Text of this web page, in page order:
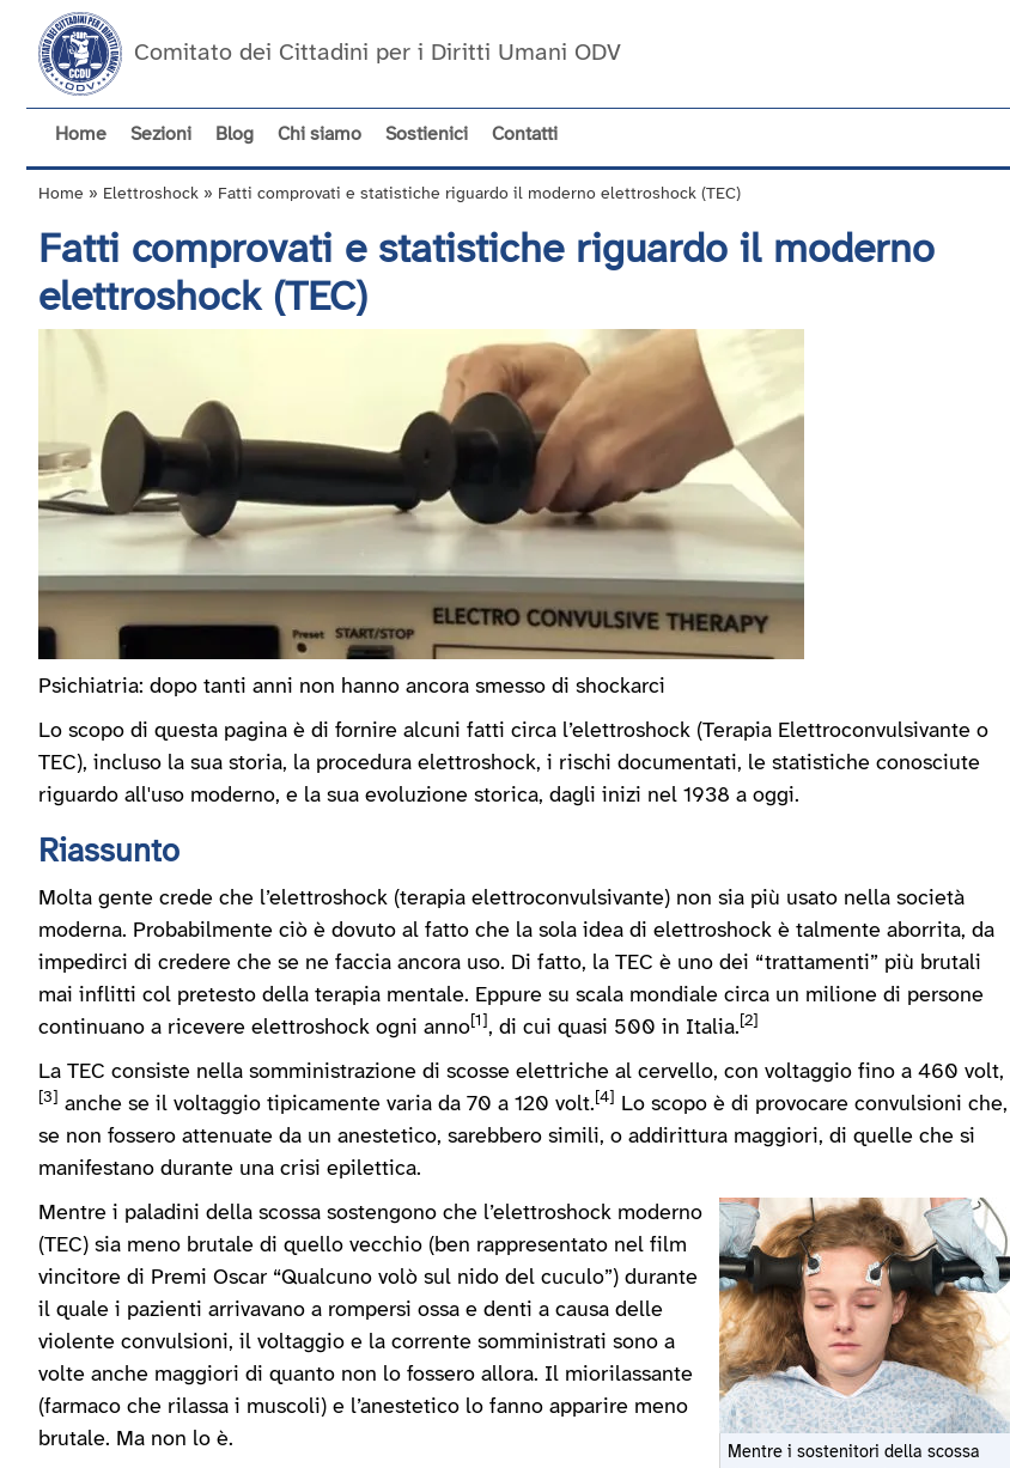
contenuto
principale
Comitato dei Cittadini per i Diritti Umani ODV
Navigazione
principale
Home Sezioni Blog Chi siamo Sostienici Contatti
Briciole
di
pane
Home Elettroshock Fatti comprovati e statistiche riguardo il moderno elettroshock (TEC)
Fatti comprovati e statistiche riguardo il moderno
elettroshock (TEC)
Psichiatria: dopo tanti anni non hanno ancora smesso di shockarci
Lo scopo di questa pagina è di fornire alcuni fatti circa l’elettroshock (Terapia Elettroconvulsivante o
TEC), incluso la sua storia, la procedura elettroshock, i rischi documentati, le statistiche conosciute
riguardo all'uso moderno, e la sua evoluzione storica, dagli inizi nel 1938 a oggi.
Riassunto
Molta gente crede che l’elettroshock (terapia elettroconvulsivante) non sia più usato nella società
moderna. Probabilmente ciò è dovuto al fatto che la sola idea di elettroshock è talmente aborrita, da
impedirci di credere che se ne faccia ancora uso. Di fatto, la TEC è uno dei “trattamenti” più brutali
mai inflitti col pretesto della terapia mentale. Eppure su scala mondiale circa un milione di persone
continuano a ricevere elettroshock ogni anno [1] , di cui quasi 500 in Italia. [2]
La TEC consiste nella somministrazione di scosse elettriche al cervello, con voltaggio fino a 460 volt,
[3] anche se il voltaggio tipicamente varia da 70 a 120 volt. [4]
Lo scopo è di provocare convulsioni che,
se non fossero attenuate da un anestetico, sarebbero simili, o addirittura maggiori, di quelle che si
manifestano durante una crisi epilettica.
Mentre i sostenitori della scossa
Mentre i paladini della scossa sostengono che l’elettroshock moderno
(TEC) sia meno brutale di quello vecchio (ben rappresentato nel film
vincitore di Premi Oscar “Qualcuno volò sul nido del cuculo”) durante
il quale i pazienti arrivavano a rompersi ossa e denti a causa delle
violente convulsioni, il voltaggio e la corrente somministrati sono a
volte anche maggiori di quanto non lo fossero allora. Il miorilassante
(farmaco che rilassa i muscoli) e l’anestetico lo fanno apparire meno
brutale. Ma non lo è.